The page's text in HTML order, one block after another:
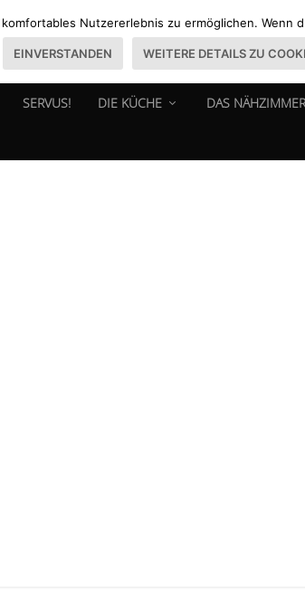
SERVUS! DIE KÜCHE DAS NÄHZIMMER
Nutzererlebnis zu ermöglichen.
EINVERSTANDEN WEITERE DETAILS ZU